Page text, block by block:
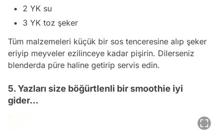
2 YK su
3 YK toz şeker
Tüm malzemeleri küçük bir sos tenceresine alıp şeker
eriyip meyveler ezilinceye kadar pişirin. Dilerseniz
blenderda püre haline getirip servis edin.
5. Yazları size böğürtlenli bir smoothie iyi
gider...